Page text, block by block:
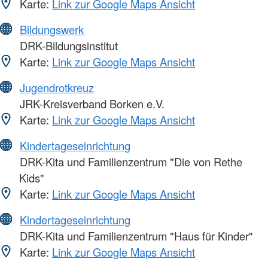
Karte: Link zur Google Maps Ansicht
Bildungswerk
DRK-Bildungsinstitut
Karte: Link zur Google Maps Ansicht
Jugendrotkreuz
JRK-Kreisverband Borken e.V.
Karte: Link zur Google Maps Ansicht
Kindertageseinrichtung
DRK-Kita und Familienzentrum "Die von Rethe
Kids"
Karte: Link zur Google Maps Ansicht
Kindertageseinrichtung
DRK-Kita und Familienzentrum "Haus für Kinder"
Karte: Link zur Google Maps Ansicht